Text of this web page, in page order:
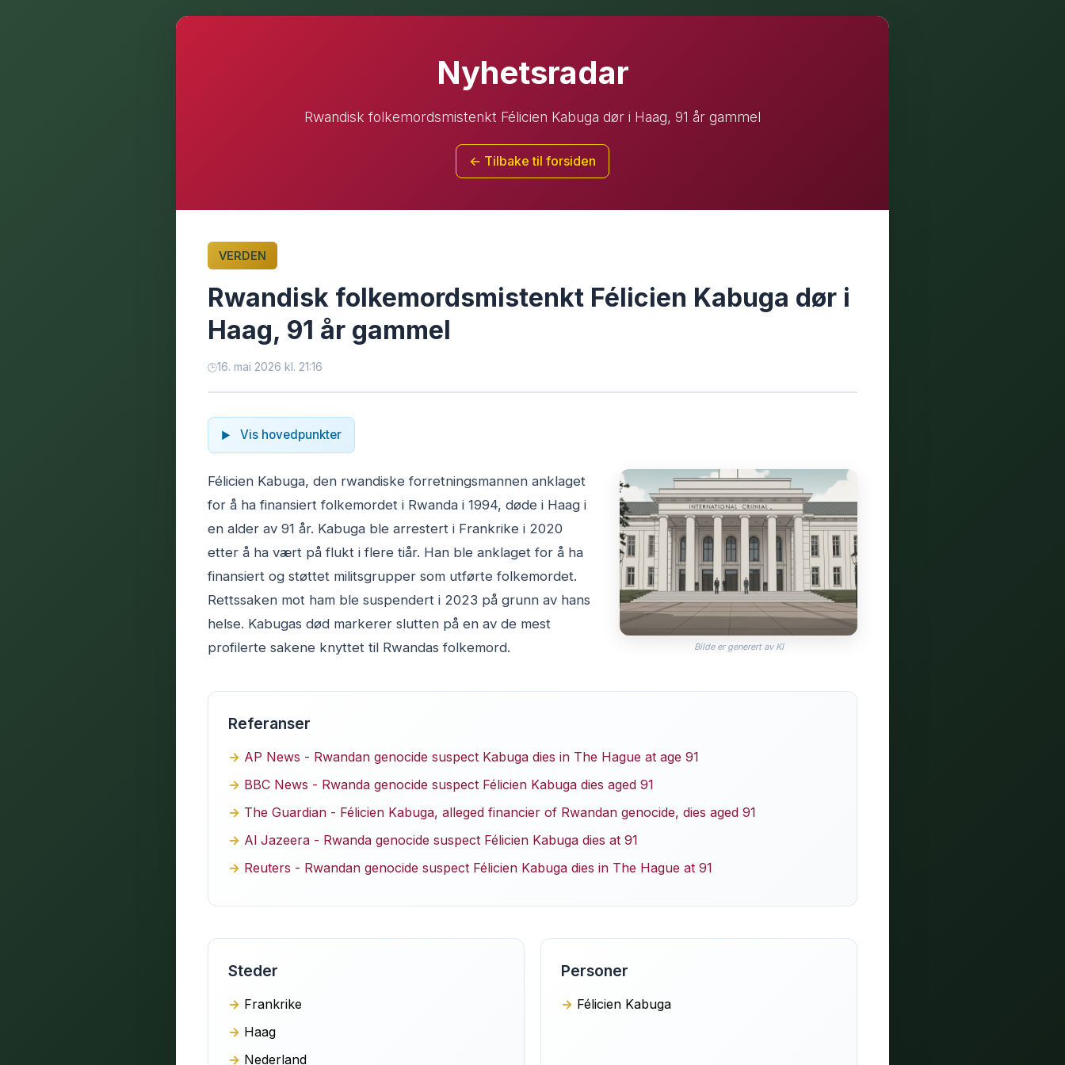
Nyhetsradar
Rwandisk folkemordsmistenkt Félicien Kabuga dør i Haag, 91 år gammel
← Tilbake til forsiden
VERDEN
Rwandisk folkemordsmistenkt Félicien Kabuga dør i
Haag, 91 år gammel
16. mai 2026 kl. 21:16
Vis hovedpunkter
Bilde er generert av KI
Félicien Kabuga, den rwandiske forretningsmannen anklaget
for å ha finansiert folkemordet i Rwanda i 1994, døde i Haag i
en alder av 91 år. Kabuga ble arrestert i Frankrike i 2020
etter å ha vært på flukt i flere tiår. Han ble anklaget for å ha
finansiert og støttet militsgrupper som utførte folkemordet.
Rettssaken mot ham ble suspendert i 2023 på grunn av hans
helse. Kabugas død markerer slutten på en av de mest
profilerte sakene knyttet til Rwandas folkemord.
Referanser
AP News - Rwandan genocide suspect Kabuga dies in The Hague at age 91
BBC News - Rwanda genocide suspect Félicien Kabuga dies aged 91
The Guardian - Félicien Kabuga, alleged financier of Rwandan genocide, dies aged 91
Al Jazeera - Rwanda genocide suspect Félicien Kabuga dies at 91
Reuters - Rwandan genocide suspect Félicien Kabuga dies in The Hague at 91
Steder
Frankrike
Haag
Nederland
Personer
Félicien Kabuga